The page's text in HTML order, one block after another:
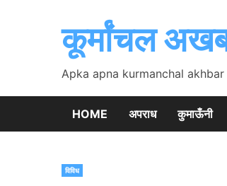
कूर्मांचल
Apka apna kurmanchal akhbar
HOME अपराध कुमाऊँनी
विविध